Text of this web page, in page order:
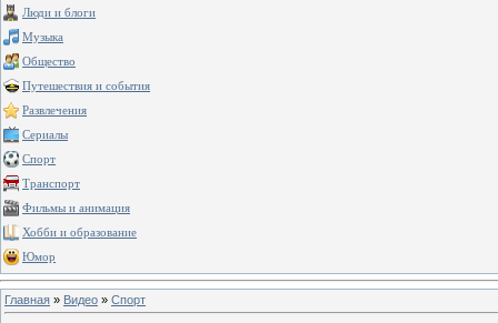
Люди и блоги
Музыка
Общество
Путешествия и события
Развлечения
Сериалы
Спорт
Транспорт
Фильмы и анимация
Хобби и образование
Юмор
Главная » Видео » Спорт